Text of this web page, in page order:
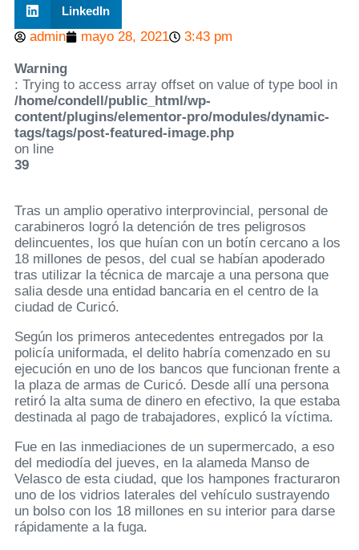
LinkedIn
admin mayo 28, 2021 3:43 pm
Warning
: Trying to access array offset on value of type bool in
/home/condell/public_html/wp-
content/plugins/elementor-pro/modules/dynamic-
tags/tags/post-featured-image.php
on line
39
Tras un amplio operativo interprovincial, personal de
carabineros logró la detención de tres peligrosos
delincuentes, los que huían con un botín cercano a los
18 millones de pesos, del cual se habían apoderado
tras utilizar la técnica de marcaje a una persona que
salia desde una entidad bancaria en el centro de la
ciudad de Curicó.
Según los primeros antecedentes entregados por la
policía uniformada, el delito habría comenzado en su
ejecución en uno de los bancos que funcionan frente a
la plaza de armas de Curicó. Desde allí una persona
retiró la alta suma de dinero en efectivo, la que estaba
destinada al pago de trabajadores, explicó la víctima.
Fue en las inmediaciones de un supermercado, a eso
del mediodía del jueves, en la alameda Manso de
Velasco de esta ciudad, que los hampones fracturaron
uno de los vidrios laterales del vehículo sustrayendo
un bolso con los 18 millones en su interior para darse
rápidamente a la fuga.